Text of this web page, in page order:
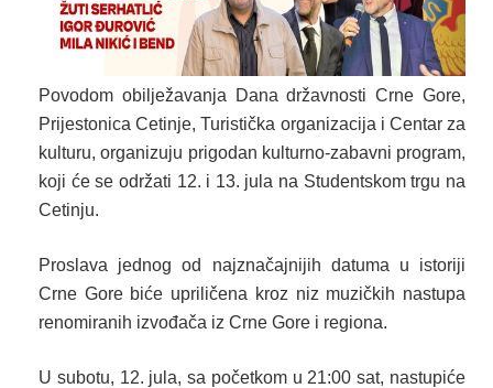
Povodom obilježavanja Dana državnosti Crne Gore,
Prijestonica Cetinje, Turistička organizacija i Centar za
kulturu, organizuju prigodan kulturno-zabavni program,
koji će se održati 12. i 13. jula na Studentskom trgu na
Cetinju.
Proslava jednog od najznačajnijih datuma u istoriji
Crne Gore biće upriličena kroz niz muzičkih nastupa
renomiranih izvođača iz Crne Gore i regiona.
U subotu, 12. jula, sa početkom u 21:00 sat, nastupiće